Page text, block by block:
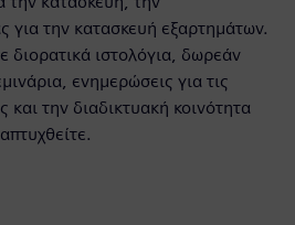
για την κατασκευή εξαρτημάτων.
ιστολόγια, δωρεάν
ενημερώσεις για τις
και την διαδικτυακή κοινότητα